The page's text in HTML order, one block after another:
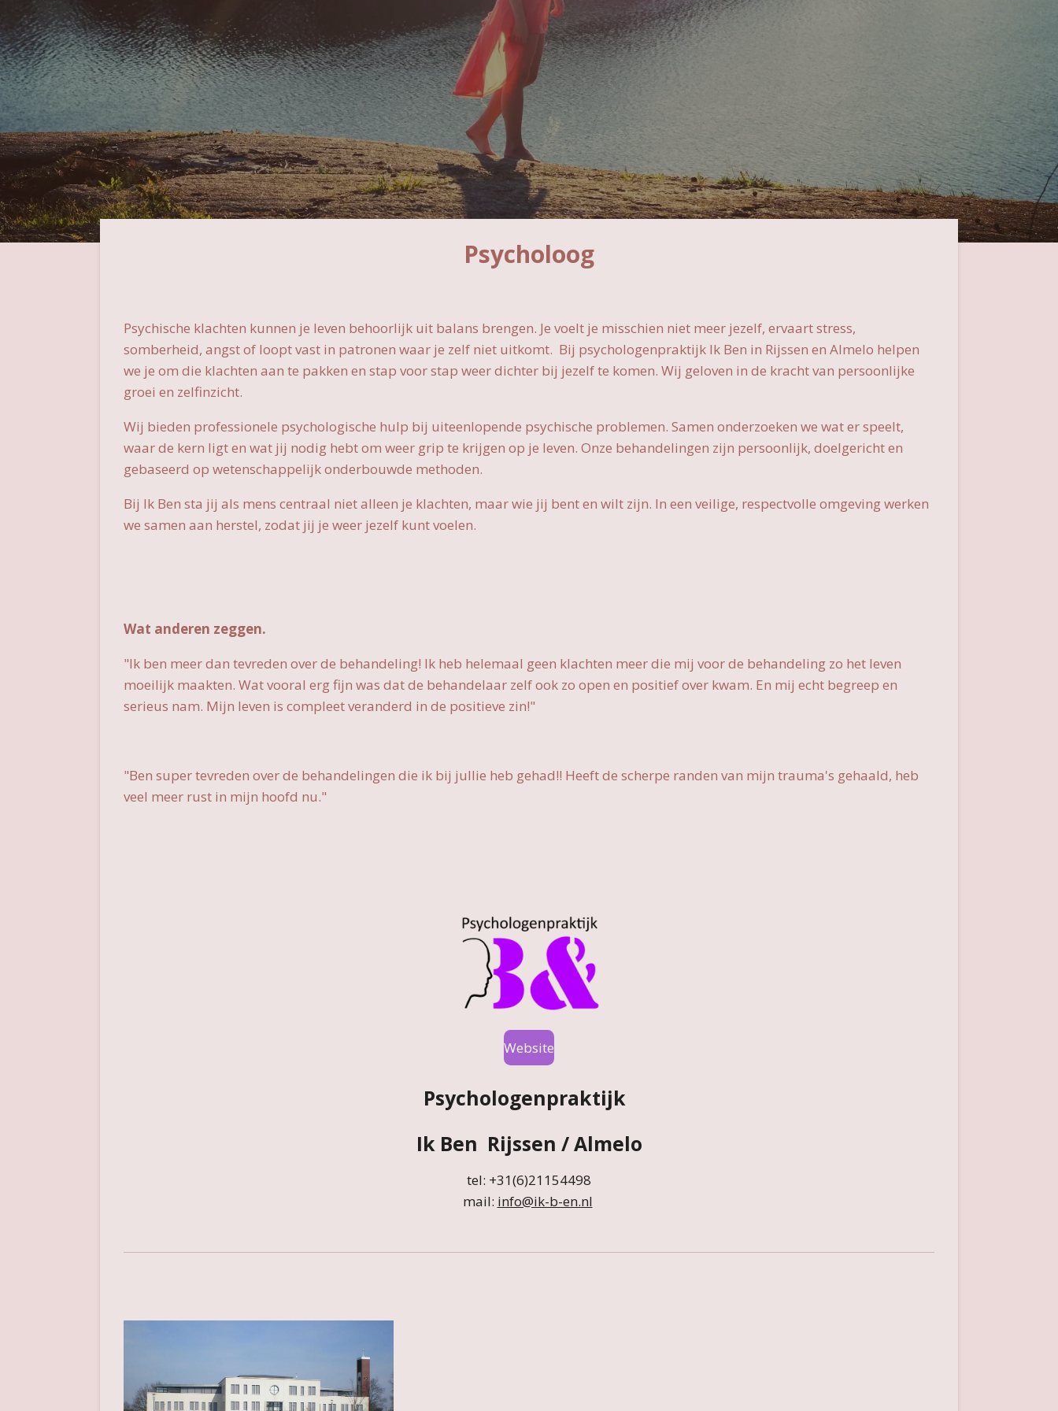
Psycholoog
Psychische klachten kunnen je leven behoorlijk uit balans brengen. Je voelt je misschien niet meer jezelf, ervaart stress,
somberheid, angst of loopt vast in patronen waar je zelf niet uitkomt. Bij psychologenpraktijk Ik Ben in Rijssen en Almelo helpen
we je om die klachten aan te pakken en stap voor stap weer dichter bij jezelf te komen. Wij geloven in de kracht van persoonlijke
groei en zelfinzicht.
Wij bieden professionele psychologische hulp bij uiteenlopende psychische problemen. Samen onderzoeken we wat er speelt,
waar de kern ligt en wat jij nodig hebt om weer grip te krijgen op je leven. Onze behandelingen zijn persoonlijk, doelgericht en
gebaseerd op wetenschappelijk onderbouwde methoden.
Bij Ik Ben sta jij als mens centraal niet alleen je klachten, maar wie jij bent en wilt zijn. In een veilige, respectvolle omgeving werken
we samen aan herstel, zodat jij je weer jezelf kunt voelen.
Wat anderen zeggen.
"Ik ben meer dan tevreden over de behandeling! Ik heb helemaal geen klachten meer die mij voor de behandeling zo het leven
moeilijk maakten. Wat vooral erg fijn was dat de behandelaar zelf ook zo open en positief over kwam. En mij echt begreep en
serieus nam. Mijn leven is compleet veranderd in de positieve zin!"
"Ben super tevreden over de behandelingen die ik bij jullie heb gehad!! Heeft de scherpe randen van mijn trauma's gehaald, heb
veel meer rust in mijn hoofd nu."
Website
Psychologenpraktijk
Ik Ben Rijssen / Almelo
tel: +31(6)21154498
mail: info@ik-b-en.nl